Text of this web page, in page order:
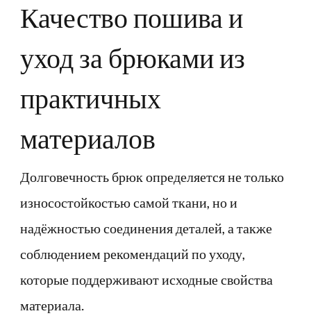
Качество пошива и
уход за брюками из
практичных
материалов
Долговечность брюк определяется не только
износостойкостью самой ткани, но и
надёжностью соединения деталей, а также
соблюдением рекомендаций по уходу,
которые поддерживают исходные свойства
материала.